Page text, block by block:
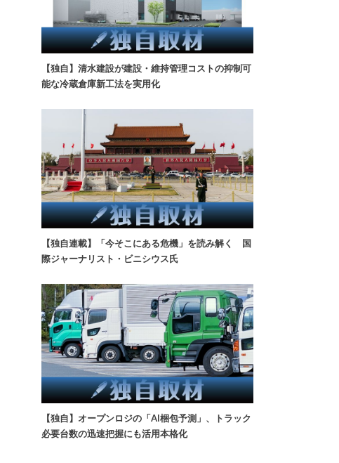
【独自】清水建設が建設・維持管理コストの抑制可
能な冷蔵倉庫新工法を実用化
【独自連載】「今そこにある危機」を読み解く 国
際ジャーナリスト・ビニシウス氏
【独自】オープンロジの「AI梱包予測」、トラック
必要台数の迅速把握にも活用本格化